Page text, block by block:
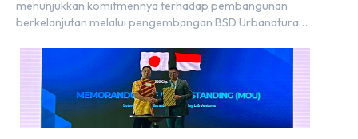
menunjukkan komitmennya terhadap pembangunan
berkelanjutan melalui pengembangan BSD Urbanatura
dengan jalur sungai sepanjang 1,5 km yang dikelilingi
lanskap tropis rimbun di BSD City yang sebelumnya
dikenal sebagai Green Pathway. Transformasi ini
merupakan bagian dari upaya perusahaan untuk […]